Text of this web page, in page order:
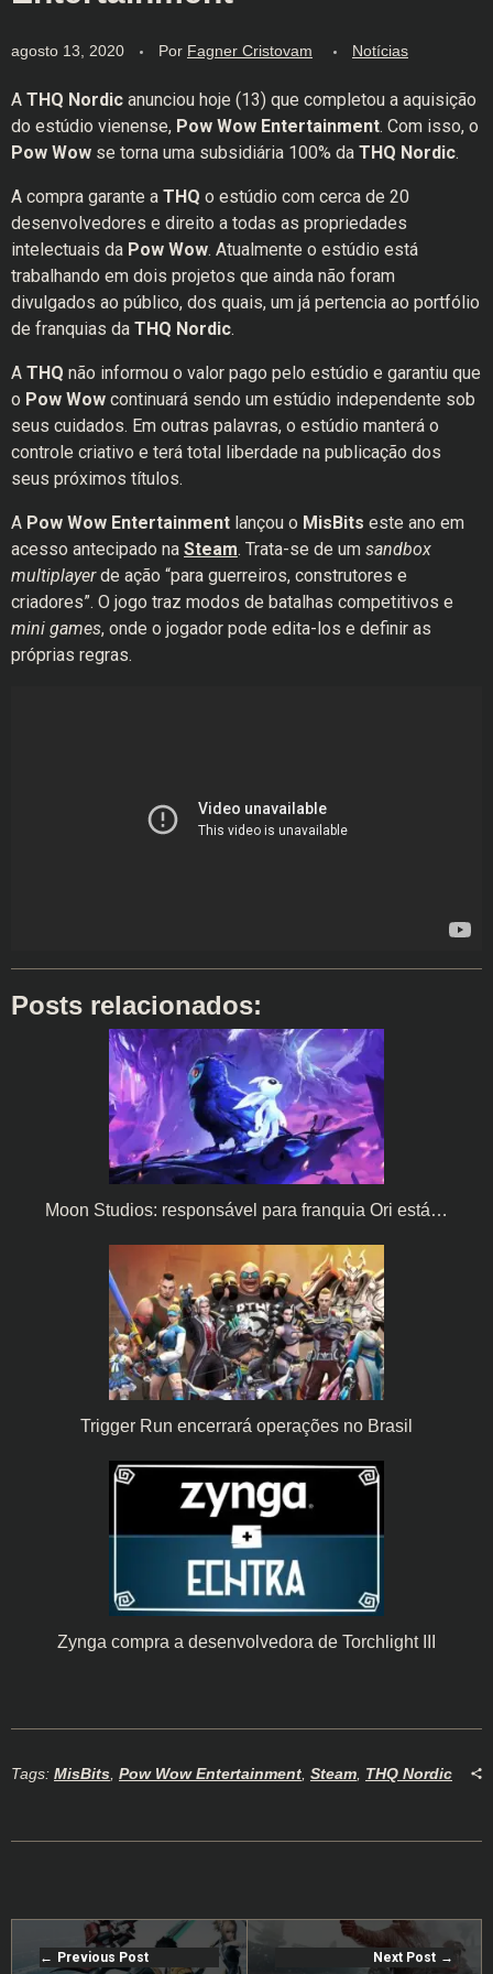
agosto 13, 2020 Por Fagner Cristovam Notícias
A THQ Nordic anunciou hoje (13) que completou a aquisição
do estúdio vienense, Pow Wow Entertainment. Com isso, o
Pow Wow se torna uma subsidiária 100% da THQ Nordic.
A compra garante a THQ o estúdio com cerca de 20
desenvolvedores e direito a todas as propriedades
intelectuais da Pow Wow. Atualmente o estúdio está
trabalhando em dois projetos que ainda não foram
divulgados ao público, dos quais, um já pertencia ao portfólio
de franquias da THQ Nordic.
A THQ não informou o valor pago pelo estúdio e garantiu que
o Pow Wow continuará sendo um estúdio independente sob
seus cuidados. Em outras palavras, o estúdio manterá o
controle criativo e terá total liberdade na publicação dos
seus próximos títulos.
A Pow Wow Entertainment lançou o MisBits este ano em
acesso antecipado na Steam. Trata-se de um sandbox
multiplayerde ação “para guerreiros, construtores e
criadores”. O jogo traz modos de batalhas competitivos e
mini games, onde o jogador pode edita-los e definir as
próprias regras.
Posts relacionados:
Moon Studios: responsável para franquia Ori está…
Trigger Run encerrará operações no Brasil
Zynga compra a desenvolvedora de Torchlight III
Tags: MisBits, Pow Wow Entertainment, Steam, THQ Nordic
Previous Post Next Post